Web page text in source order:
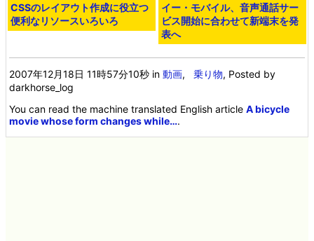
CSSのレイアウト作成に役立つ
便利なリソースいろいろ
イー・モバイル、音声通話サー
ビス開始に合わせて新端末を発
表へ
2007年12月18日 11時57分10秒 in動画,乗り物, Posted by
darkhorse_log
You can read the machine translated English articleA bicycle
movie whose form changes while….